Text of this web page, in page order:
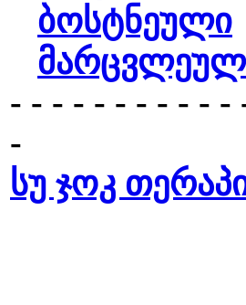
ბოსტნეული
- - - - - - - - - - -
-
სუ ჯოკ